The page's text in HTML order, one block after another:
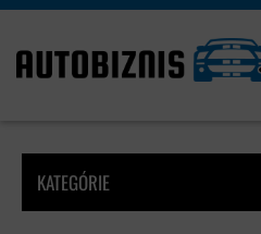
KATEGÓRIE